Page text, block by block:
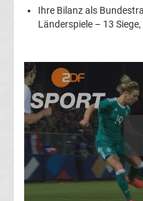
Liga
Tabelle
DFB-
Pokal
Ihre Bilanz als
Länderspiele – 13